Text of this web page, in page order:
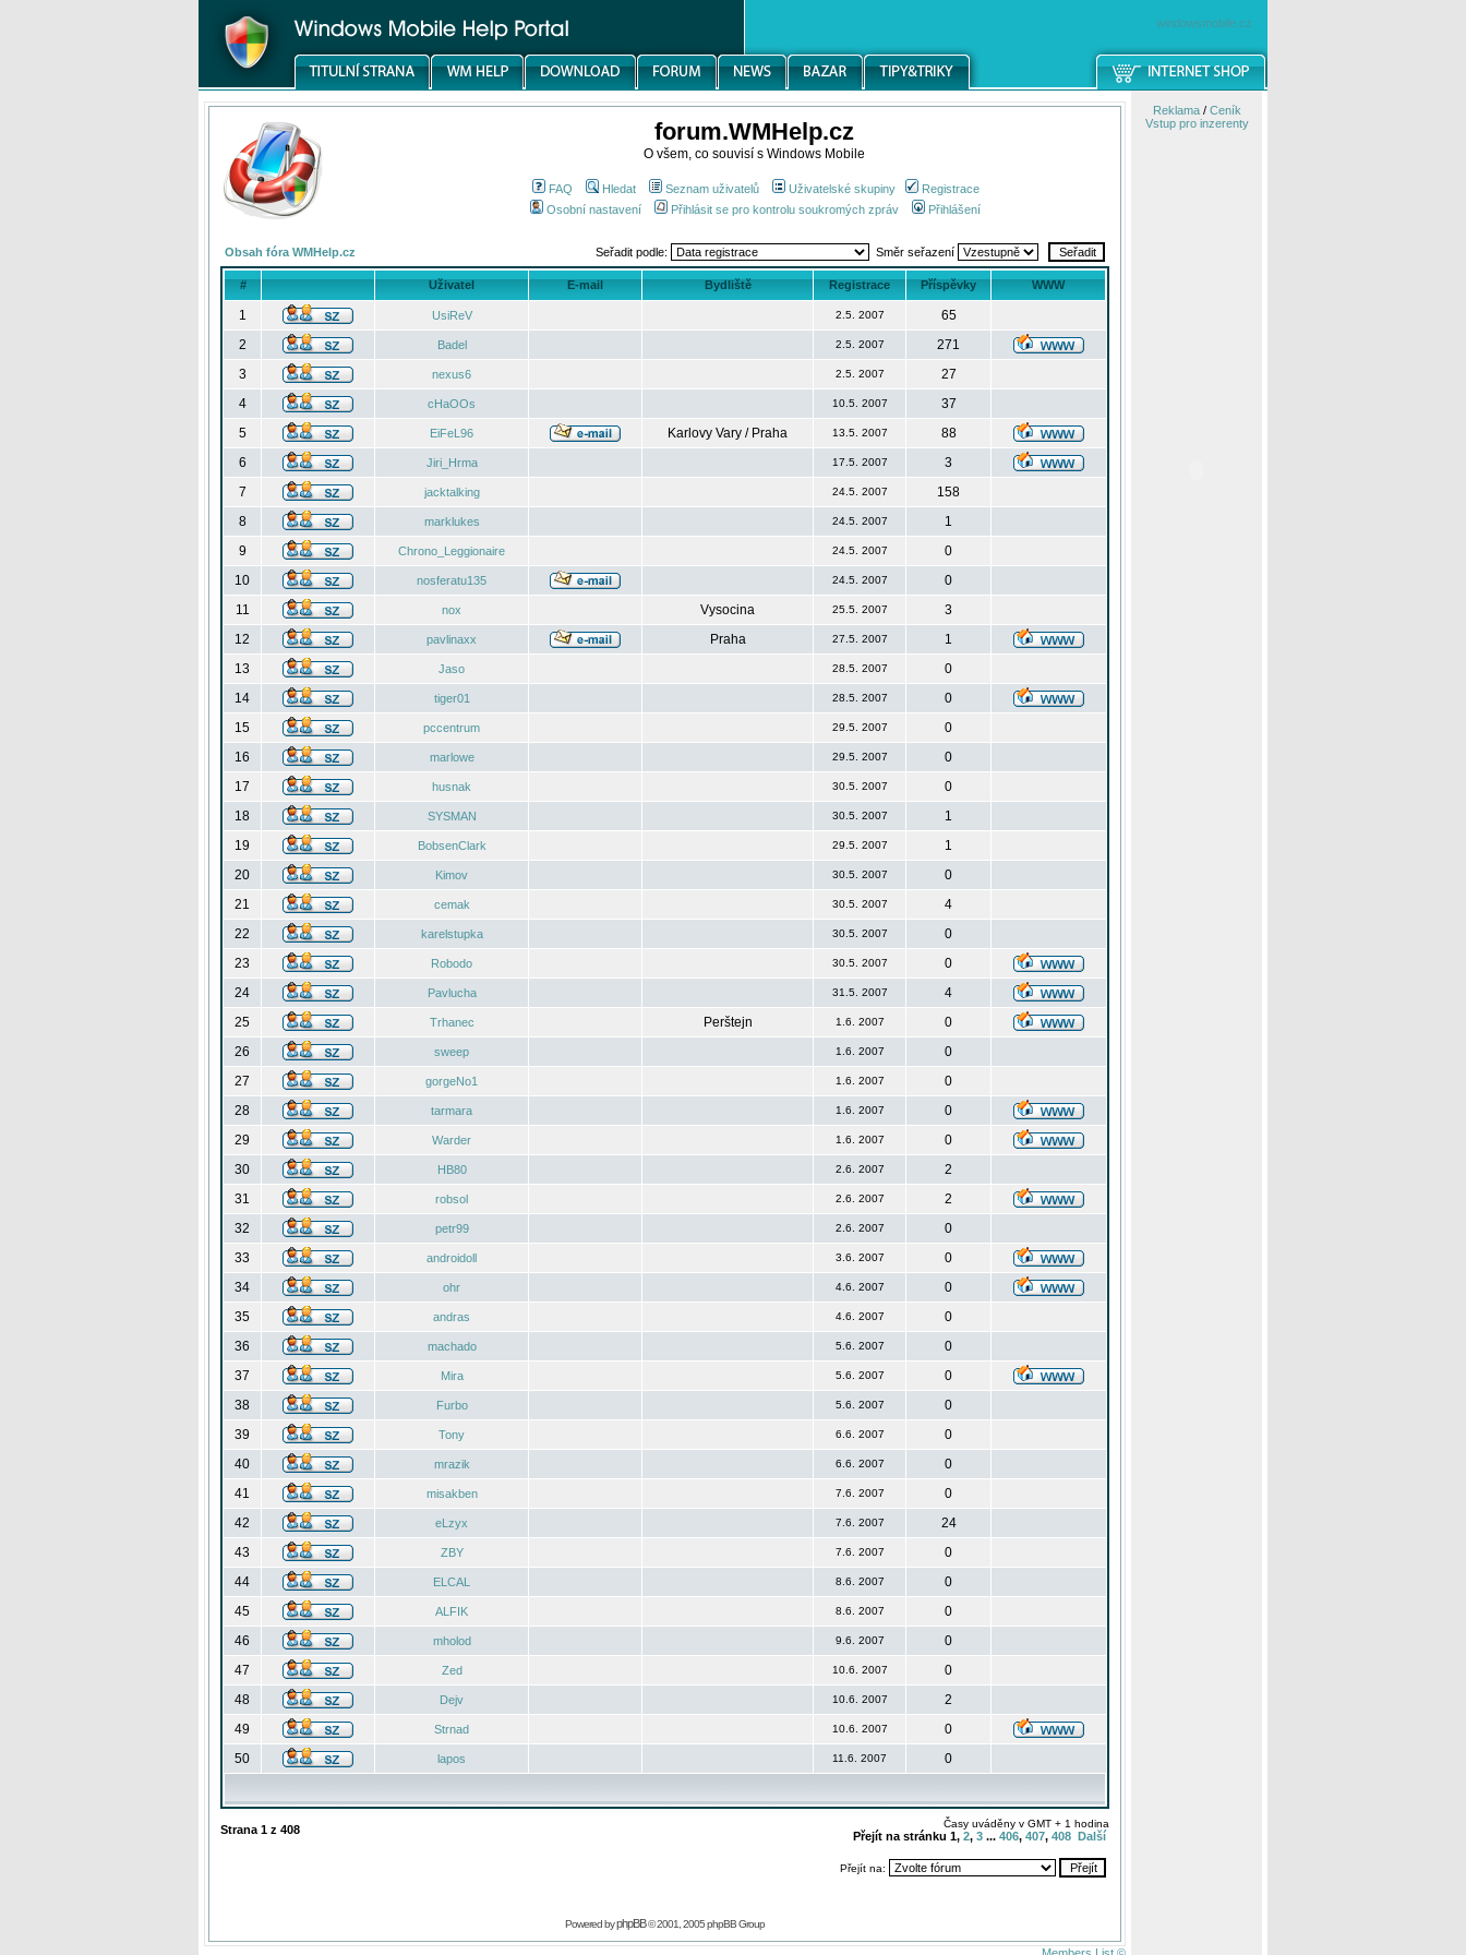
windowsmobile.cz
forum.WMHelp.cz
O všem, co souvisí s Windows Mobile
FAQ Hledat Seznam uživatelů Uživatelské skupiny
Registrace
Osobní nastavení
Přihlásit se pro kontrolu soukromých zpráv Přihlášení
Obsah fóra WMHelp.cz Seřadit podle: Směr seřazení
# Uživatel E-mail Bydliště Registrace Příspěvky WWW
1 UsiReV 2.5. 2007
65
2
Badel 2.5. 2007
271
3
nexus6 2.5. 2007
27
4
cHaOOs 10.5. 2007
37
5
EiFeL96 Karlovy Vary / Praha 13.5. 2007
88
6
Jiri_Hrma 17.5. 2007
3
7
jacktalking 24.5. 2007
158
8
marklukes 24.5. 2007
1
9
Chrono_Leggionaire 24.5. 2007
0
10
nosferatu135 24.5. 2007
0
11
nox Vysocina 25.5. 2007
3
12
pavlinaxx Praha 27.5. 2007
1
13
Jaso 28.5. 2007
0
14
tiger01 28.5. 2007
0
15
pccentrum 29.5. 2007
0
16
marlowe 29.5. 2007
0
17
husnak 30.5. 2007
0
18
SYSMAN 30.5. 2007
1
19
BobsenClark 29.5. 2007
1
20
Kimov 30.5. 2007
0
21
cemak 30.5. 2007
4
22
karelstupka 30.5. 2007
0
23
Robodo 30.5. 2007
0
24
Pavlucha 31.5. 2007
4
25
Trhanec Perštejn 1.6. 2007
0
26
sweep 1.6. 2007
0
27
gorgeNo1 1.6. 2007
0
28
tarmara 1.6. 2007
0
29
Warder 1.6. 2007
0
30
HB80 2.6. 2007
2
31
robsol 2.6. 2007
2
32
petr99 2.6. 2007
0
33
androidoll 3.6. 2007
0
34
ohr 4.6. 2007
0
35
andras 4.6. 2007
0
36
machado 5.6. 2007
0
37
Mira 5.6. 2007
0
38
Furbo 5.6. 2007
0
39
Tony 6.6. 2007
0
40
mrazik 6.6. 2007
0
41
misakben 7.6. 2007
0
42
eLzyx 7.6. 2007
24
43
ZBY 7.6. 2007
0
44
ELCAL 8.6. 2007
0
45
ALFIK 8.6. 2007
0
46
mholod 9.6. 2007
0
47
Zed 10.6. 2007
0
48
Dejv 10.6. 2007
2
49
Strnad 10.6. 2007
0
50
lapos 11.6. 2007 0
Strana 1 z 408 Časy uváděny v GMT + 1 hodina
Přejít na stránku 1, 2, 3 ... 406, 407, 408 Další
Přejít na:
Powered byphpBB© 2001, 2005 phpBB Group
Reklama/ Ceník
Vstup pro inzerenty